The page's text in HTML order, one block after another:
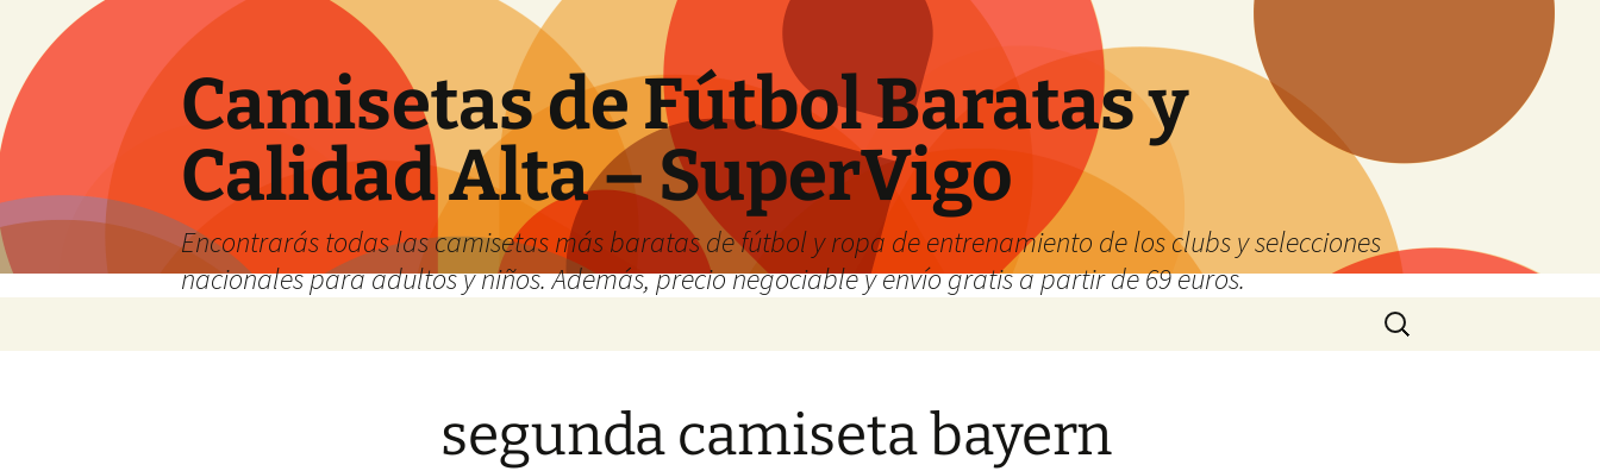
Camisetas de Fútbol Baratas y
Calidad Alta – SuperVigo
Encontrarás todas las camisetas más baratas de fútbol y ropa de entrenamiento de los clubs y selecciones
nacionales para adultos y niños. Además, precio negociable y envío gratis a partir de 69 euros.
Buscar:
segunda camiseta bayern